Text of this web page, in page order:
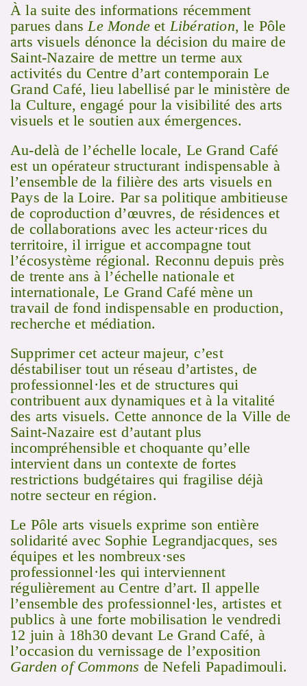
À la suite des informations récemment
parues dans Le Monde et Libération, le Pôle
arts visuels dénonce la décision du maire de
Saint-Nazaire de mettre un terme aux
activités du Centre d’art contemporain Le
Grand Café, lieu labellisé par le ministère de
la Culture, engagé pour la visibilité des arts
visuels et le soutien aux émergences.
Au-delà de l’échelle locale, Le Grand Café
est un opérateur structurant indispensable à
l’ensemble de la filière des arts visuels en
Pays de la Loire. Par sa politique ambitieuse
de coproduction d’œuvres, de résidences et
de collaborations avec les acteur·rices du
territoire, il irrigue et accompagne tout
l’écosystème régional. Reconnu depuis près
de trente ans à l’échelle nationale et
internationale, Le Grand Café mène un
travail de fond indispensable en production,
recherche et médiation.
Supprimer cet acteur majeur, c’est
déstabiliser tout un réseau d’artistes, de
professionnel·les et de structures qui
contribuent aux dynamiques et à la vitalité
des arts visuels. Cette annonce de la Ville de
Saint-Nazaire est d’autant plus
incompréhensible et choquante qu’elle
intervient dans un contexte de fortes
restrictions budgétaires qui fragilise déjà
notre secteur en région.
Le Pôle arts visuels exprime son entière
solidarité avec Sophie Legrandjacques, ses
équipes et les nombreux·ses
professionnel·les qui interviennent
régulièrement au Centre d’art. Il appelle
l’ensemble des professionnel·les, artistes et
publics à une forte mobilisation le vendredi
12 juin à 18h30 devant Le Grand Café, à
l’occasion du vernissage de l’exposition
Garden of Commons de Nefeli Papadimouli.